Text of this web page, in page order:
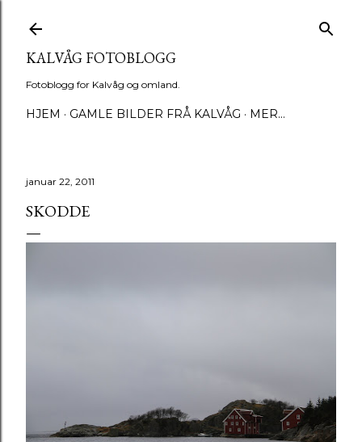
KALVÅG FOTOBLOGG
Fotoblogg for Kalvåg og omland.
HJEM GAMLE BILDER FRÅ KALVÅG MER…
januar 22, 2011
SKODDE